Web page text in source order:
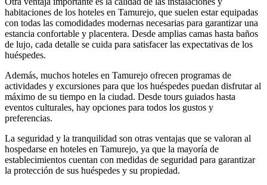
habitaciones de los hoteles en Tamurejo, que suelen estar equipadas
con todas las comodidades modernas necesarias para garantizar una
estancia confortable y placentera. Desde amplias camas hasta baños
de lujo, cada detalle se cuida para satisfacer las expectativas de los
huéspedes.
Además, muchos hoteles en Tamurejo ofrecen programas de
actividades y excursiones para que los huéspedes puedan disfrutar al
máximo de su tiempo en la ciudad. Desde tours guiados hasta
eventos culturales, hay opciones para todos los gustos y
preferencias.
La seguridad y la tranquilidad son otras ventajas que se valoran al
hospedarse en hoteles en Tamurejo, ya que la mayoría de
establecimientos cuentan con medidas de seguridad para garantizar
la protección de sus huéspedes y su propiedad.